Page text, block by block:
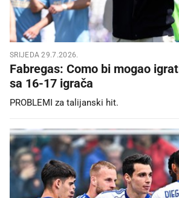
SRIJEDA 29.7.2026.
Fabregas: Como bi mogao
sa 16-17 igrača
PROBLEMI za talijanski hit.